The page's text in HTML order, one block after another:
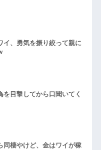
イ、勇気を振り絞って親に
を目撃してから口聞いてく
同棲やけど、金はワイが稼